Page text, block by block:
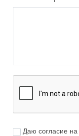
Даю согласие на